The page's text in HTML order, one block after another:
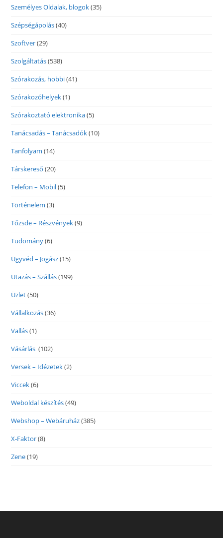
Személyes Oldalak, blogok(35)
Szépségápolás(40)
Szoftver(29)
Szolgáltatás(538)
Szórakozás, hobbi(41)
Szórakozóhelyek(1)
Szórakoztató elektronika(5)
Tanácsadás – Tanácsadók(10)
Tanfolyam (14)
Társkereső (20)
Telefon – Mobil(5)
Történelem (3)
Tőzsde – Részvények(9)
Tudomány(6)
Ügyvéd – Jogász(15)
Utazás – Szállás(199)
Üzlet(50)
Vállalkozás(36)
Vallás(1)
Vásárlás (102)
Versek – Idézetek(2)
Viccek(6)
Weboldal készítés(49)
Webshop – Webáruház(385)
X-Faktor(8)
Zene(19)